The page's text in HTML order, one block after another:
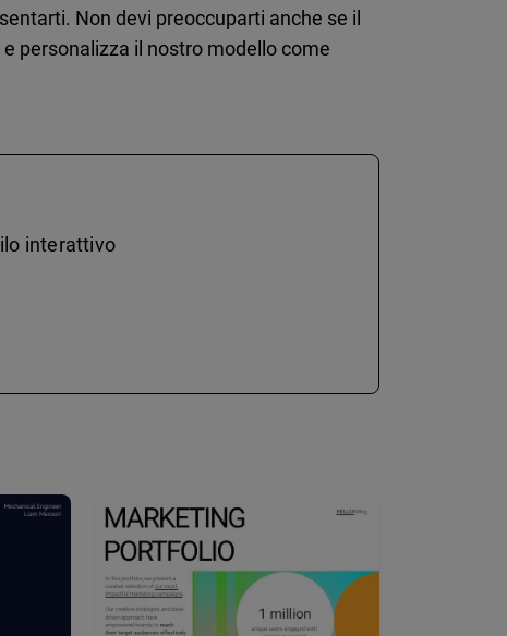
Non devi preoccuparti anche se il
personalizza il nostro modello come
interattivo